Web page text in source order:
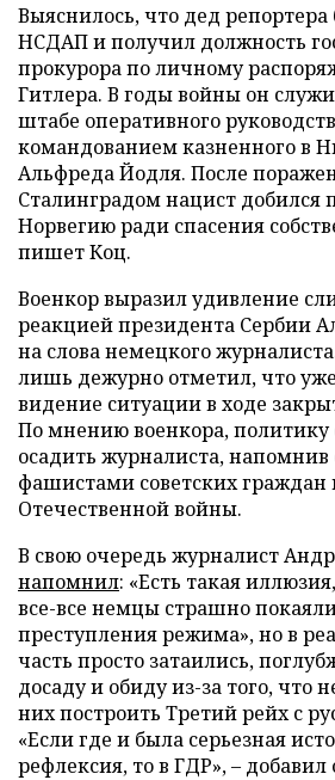
Выяснилось, что дед
НСДАП и получил должность
прокурора по личному
Гитлера. В годы войны он
штабе оперативного
командованием казненного в
Альфреда Йодля. После
Сталинградом нацист добился
Норвегию ради спасения
пишет Коц.
Военкор выразил удивление
реакцией президента Сербии
на слова немецкого
лишь дежурно отметил, что уже
видение ситуации в ходе
По мнению военкора, политику
осадить журналиста,
фашистами советских граждан
Отечественной войны.
В свою очередь журналист
напомнил: «Есть такая
все-все немцы страшно
преступления режима», но в
часть просто затаились,
досаду и обиду из-за того, что
них построить Третий рейх с
«Если где и была серьезная
рефлексия, то в ГДР», – добавил